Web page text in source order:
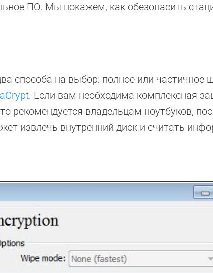
ПО. Мы покажем, как обезопасить
способа на выбор: полное или частичное
. Если вам необходима комплексная
рекомендуется владельцам ноутбуков,
извлечь внутренний диск и считать